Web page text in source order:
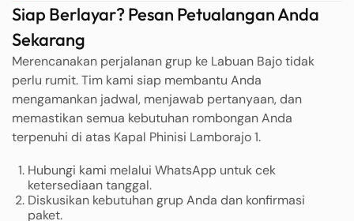
Siap Berlayar? Pesan Petualangan Anda
Sekarang
Merencanakan perjalanan grup ke Labuan Bajo tidak
perlu rumit. Tim kami siap membantu Anda
mengamankan jadwal, menjawab pertanyaan, dan
memastikan semua kebutuhan rombongan Anda
terpenuhi di atas Kapal Phinisi Lamborajo 1.
Hubungi kami melalui WhatsApp untuk cek
ketersediaan tanggal.
Diskusikan kebutuhan grup Anda dan konfirmasi
paket.